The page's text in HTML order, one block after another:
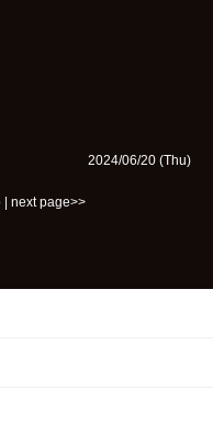
2024/06/20 (Thu)
| next page>>